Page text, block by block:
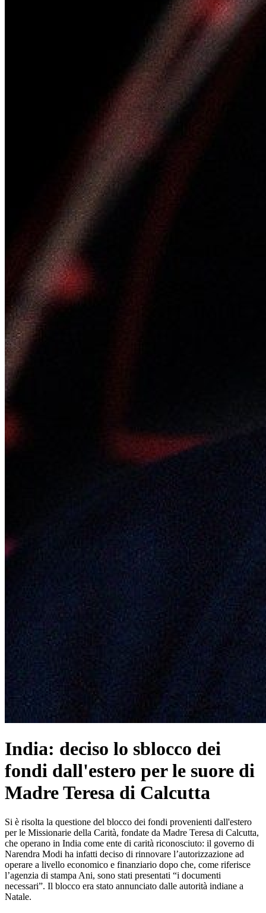
India: deciso lo sblocco dei
fondi dall'estero per le suore di
Madre Teresa di Calcutta
Si è risolta la questione del blocco dei fondi provenienti dall'estero
per le Missionarie della Carità, fondate da Madre Teresa di Calcutta,
che operano in India come ente di carità riconosciuto: il governo di
Narendra Modi ha infatti deciso di rinnovare l’autorizzazione ad
operare a livello economico e finanziario dopo che, come riferisce
l’agenzia di stampa Ani, sono stati presentati “i documenti
necessari”. Il blocco era stato annunciato dalle autorità indiane a
Natale.